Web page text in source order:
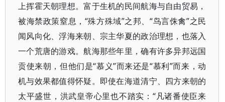
上挥霍天朝理想。富于生机的民间航海与自由贸易，
被海禁政策窒息，“殊方殊域”之邦、“鸟言侏禽”之民
闻风向化、浮海来朝、宗主华夏的政治理想，也落入
一个荒唐的游戏。航海那些年里，确有许多异邦远国
贡使来朝，但他们是“慕义”而来还是“慕利”而来，动
机与效果都值得怀疑。即使在海道清宁、四方来朝的
太平盛世，洪武皇帝心里也不踏实：“凡诸番使臣来